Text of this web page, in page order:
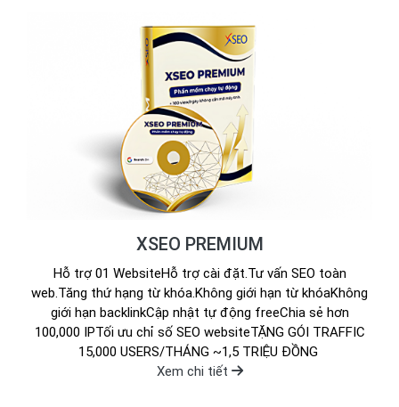
XSEO PREMIUM
Hỗ trợ 01 WebsiteHỗ trợ cài đặt.Tư vấn SEO toàn
web.Tăng thứ hạng từ khóa.Không giới hạn từ khóaKhông
giới hạn backlinkCập nhật tự động freeChia sẻ hơn
100,000 IPTối ưu chỉ số SEO websiteTẶNG GÓI TRAFFIC
15,000 USERS/THÁNG ~1,5 TRIỆU ĐỒNG
Xem chi tiết